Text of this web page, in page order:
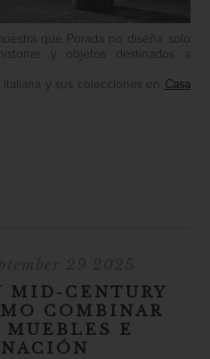
que Porada no diseña solo
y objetos destinados a
y sus colecciones en Casa
MID-CENTURY
COMBINAR
MUEBLES E